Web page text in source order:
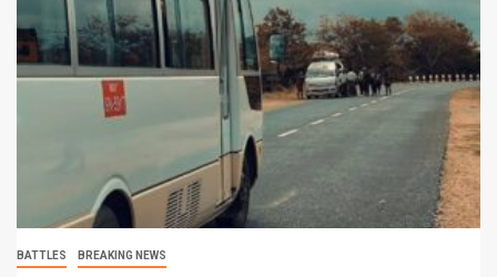
BATTLES BREAKING NEWS